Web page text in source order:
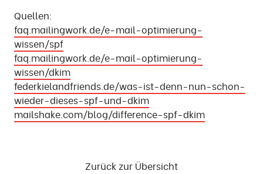
Quellen:
faq.mailingwork.de/e-mail-optimierung-
wissen/spf
faq.mailingwork.de/e-mail-optimierung-
wissen/dkim
federkielandfriends.de/was-ist-denn-nun-schon-
wieder-dieses-spf-und-dkim
mailshake.com/blog/difference-spf-dkim
Zurück zur Übersicht